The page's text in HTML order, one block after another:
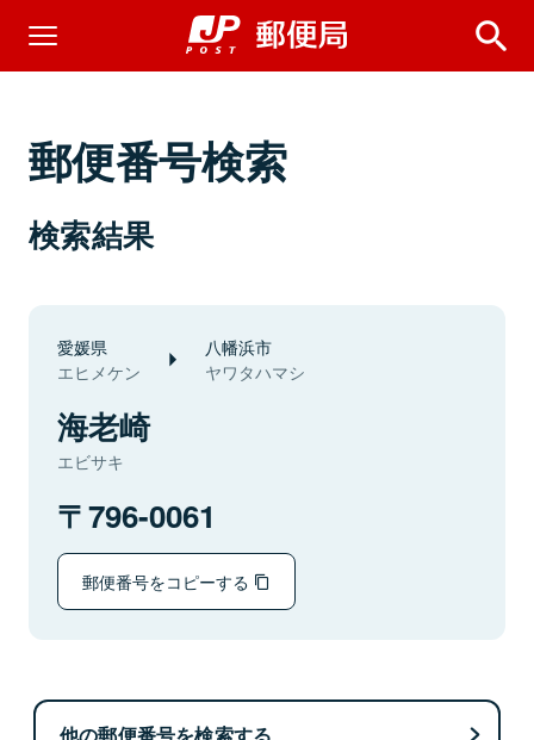
郵便番号検索
検索結果
愛媛県
エヒメケン
八幡浜市
ヤワタハマシ
海老崎
エビサキ
796-0061
郵便番号をコピーする
他の郵便番号を検索する